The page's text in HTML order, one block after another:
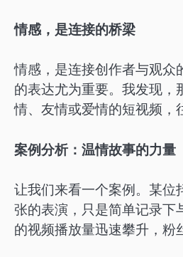
情感，是连接的桥梁
情感，是连接创作者与观
的表达尤为重要。我发现
情、友情或爱情的短视频，
案例分析：温情故事的力量
让我们来看一个案例。某位
张的表演，只是简单记录
的视频播放量迅速攀升，粉